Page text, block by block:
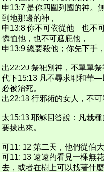
申13:7 是你四圍列國的神。
到地那邊的神，
申13:8 你不可依從他，也不
憐恤他，也不可遮庇他，
申13:9 總要殺他；你先下手
出22:20 祭祀別神，不單單祭
代下15:13 凡不尋求耶和華—
必被治死。
出22:18 行邪術的女人，不可
太15:13 耶穌回答說：凡栽
要拔出來。
可11: 12 第二天，他們從伯
可11: 13 遠遠的看見一棵無
去，或者在樹上可以找著什